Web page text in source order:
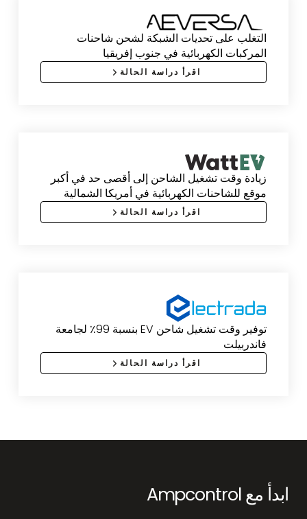
التغلب على تحديات الشبكة لشحن شاحنات
المركبات الكهربائية في جنوب إفريقيا
اقرأ دراسة الحالة
زيادة وقت تشغيل الشاحن إلى أقصى حد في أكبر
موقع للشاحنات الكهربائية في أمريكا الشمالية
اقرأ دراسة الحالة
توفير وقت تشغيل شاحن EV بنسبة 99٪ لجامعة
فاندربيلت
اقرأ دراسة الحالة
ابدأ مع Ampcontrol